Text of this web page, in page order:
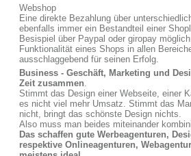
Webshop
Eine direkte Bezahlung über
ebenfalls immer ein Bestandteil einer
Besispiel über Paypal oder giropay
Funktionalität eines Shops in allen
ausschlaggebend für seinen Erfolg.
Business - Geschäft, Marketing und
Zeit zusammen.
Stimmt das Design einer Webseite, einer
es nicht viel mehr Umsatz. Stimmt das
nicht, bringt das schönste Design nichts.
Also muss man beides miteinander
Das schaffen gute Werbeagenturen,
respektive Onlineagenturen,